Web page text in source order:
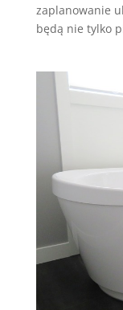
zaplanowanie
będą nie tylko